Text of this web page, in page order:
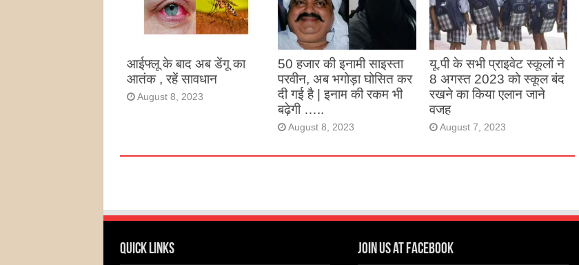
है
August 27, 2023
आईफ्लू के बाद अब डेंगू का
आतंक , रहें सावधान
August 8, 2023
50 हजार की इनामी साइस्ता
परवीन, अब भगोड़ा घोसित कर
दी गई है | इनाम की रकम भी
बढ़ेगी …..
August 8, 2023
यू.पी के सभी प्राइवेट स्कूलों ने
8 अगस्त 2023 को स्कूल बंद
रखने का किया एलान जाने
वजह
August 7, 2023
Quick Links Join us at Facebook